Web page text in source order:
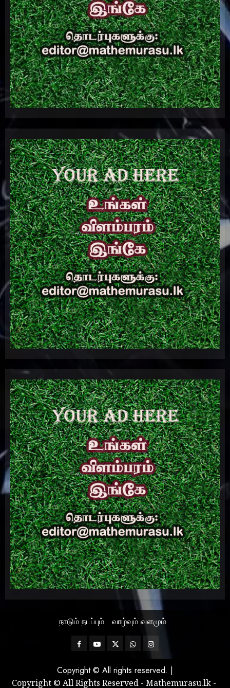
நாடும் நடப்பும் வாழ்வும் வளமும்
FacebookMathemurasu
TwitterWhatsAppInstagram
Copyright © All rights reserved. |
Copyright © All Rights Reserved - Mathemurasu.lk -